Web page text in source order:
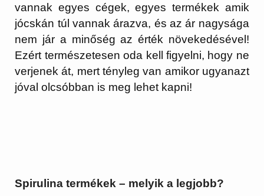
vannak egyes cégek, egyes termékek amik
jócskán túl vannak árazva, és az ár nagysága
nem jár a minőség az érték növekedésével!
Ezért természetesen oda kell figyelni, hogy ne
verjenek át, mert tényleg van amikor ugyanazt
jóval olcsóbban is meg lehet kapni!
Spirulina termékek – melyik a legjobb?